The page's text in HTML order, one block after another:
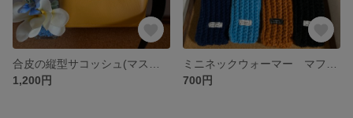
1,200円
700円